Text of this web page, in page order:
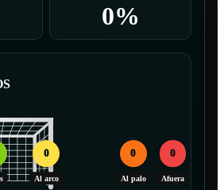
0%
0
Al arco
0
Al palo
0
Afuera